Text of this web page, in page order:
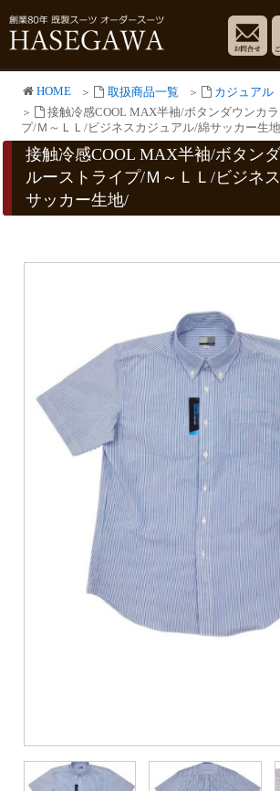
HOME 取扱商品一覧
カジュアル
接触冷感COOL MAX半袖/ボタンダウンカ
プ/Ｍ～ＬＬ/ビジネスカジュアル/綿サッカー生
接触冷感COOL MAX半袖/ボタン
ルーストライプ/Ｍ～ＬＬ/ビジネ
サッカー生地/